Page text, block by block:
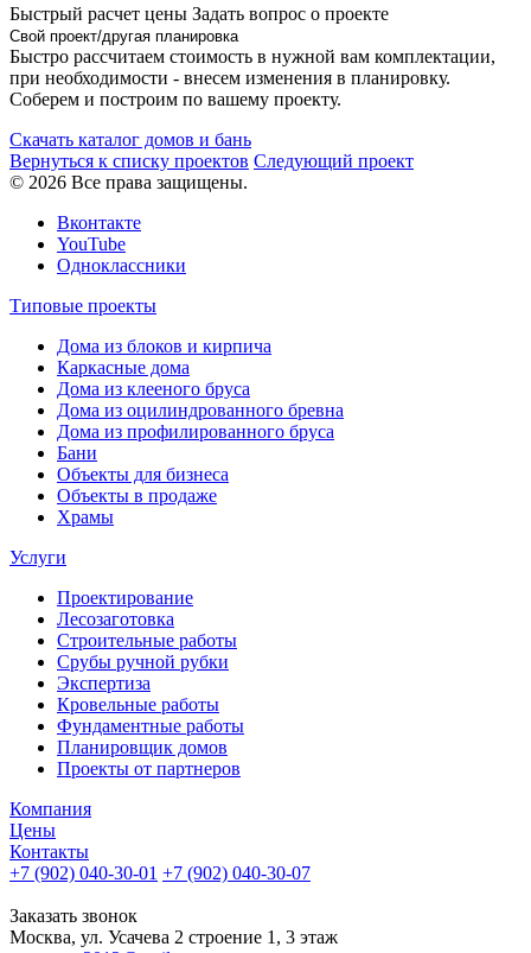
Быстрый расчет цены Задать вопрос о проекте
Свой проект/другая планировка
Быстро рассчитаем стоимость в нужной вам комплектации,
при необходимости - внесем изменения в планировку.
Соберем и построим по вашему проекту.
Скачать каталог домов и бань
Вернуться к списку проектов Следующий проект
© 2026 Все права защищены.
Вконтакте
YouTube
Одноклассники
Типовые проекты
Дома из блоков и кирпича
Каркасные дома
Дома из клееного бруса
Дома из оцилиндрованного бревна
Дома из профилированного бруса
Бани
Объекты для бизнеса
Объекты в продаже
Храмы
Услуги
Проектирование
Лесозаготовка
Строительные работы
Срубы ручной рубки
Экспертиза
Кровельные работы
Фундаментные работы
Планировщик домов
Проекты от партнеров
Компания
Цены
Контакты
+7 (902) 040-30-01 +7 (902) 040-30-07
Заказать звонок
Москва, ул. Усачева 2 строение 1, 3 этаж